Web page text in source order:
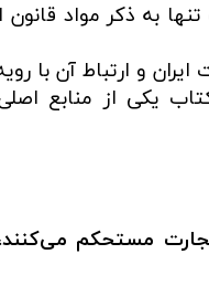
به ذکر مواد قانون
و ارتباط آن با
یکی از منابع
مستحکم می‌کنند